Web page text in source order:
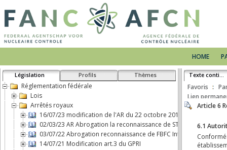
HOME
Législation Profils Thèmes
Réglementation fédérale
Lois
Arrêtés royaux
16/07/23 modification de l'AR du 22 octobre 2017 concernant
02/03/23 AR Abrogation la reconnaissance de STSI Belgium
03/07/22 Abrogation reconnaissance de FBFC International
14/07/21 Modification art.3 du GPRI
Texte continu
Favoris
Lien